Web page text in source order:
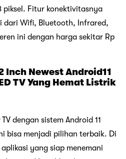
piksel. Fitur konektivitasnya
dari Wifi, Bluetooth, Infrared,
ini dengan harga sekitar Rp
Inch Newest Android11
TV Yang Hemat Listrik
TV dengan sistem Android 11
bisa menjadi pilihan terbaik. Di
yang siap menemani